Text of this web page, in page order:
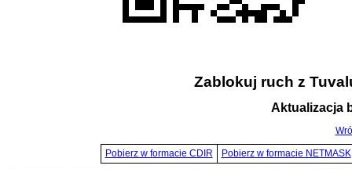
Zablokuj ruch z
Aktualizacja
Pobierz w formacie CDIR Pobierz w formacie NETMASK